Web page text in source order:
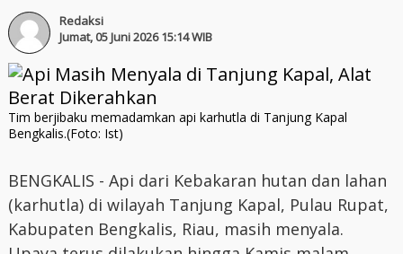
Redaksi
Jumat, 05 Juni 2026 15:14 WIB
Tim berjibaku memadamkan api karhutla di Tanjung Kapal
Bengkalis.(Foto: Ist)
BENGKALIS - Api dari Kebakaran hutan dan lahan
(karhutla) di wilayah Tanjung Kapal, Pulau Rupat,
Kabupaten Bengkalis, Riau, masih menyala.